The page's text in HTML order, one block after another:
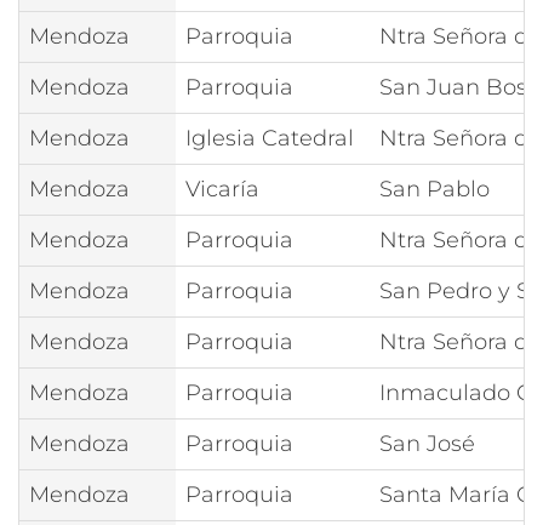
Mendoza
Parroquia
Ntra Señora
Mendoza
Parroquia
San Juan
Mendoza
Iglesia Catedral
Ntra Señora
Mendoza
Vicaría
San Pablo
Mendoza
Parroquia
Ntra Señora
Mendoza
Parroquia
San Pedro y
Mendoza
Parroquia
Ntra Señora
Mendoza
Parroquia
Inmaculado
Mendoza
Parroquia
San José
Mendoza
Parroquia Santa María